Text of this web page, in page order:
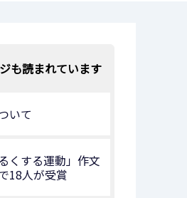
も読まれています
いて
くする運動」作文
18人が受賞